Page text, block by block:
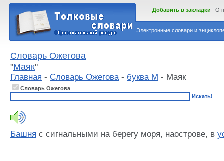
Электронные словари и
Добавить в закладки О
Словарь Ожегова
"Маяк"
Главная - Словарь Ожегова- буква М - Маяк
Словарь Ожегова
Искать!
Башня с сигнальными на берегу моря, наострове, в